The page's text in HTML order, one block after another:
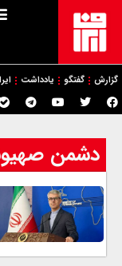
گزارش گفتگو یادداشت
دشمن